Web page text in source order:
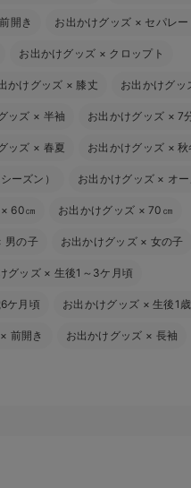
前開き お出かけグッズ × セパレ
お出かけグッズ × クロップト
かけグッズ × 膝丈 お出かけグッ
ッズ × 半袖 お出かけグッズ ×7
ッズ × 春夏 お出かけグッズ ×秋
ーズン） お出かけグッズ × オ
× 60㎝ お出かけグッズ ×70㎝
男の子 お出かけグッズ × 女の子
グッズ × 生後1～3ケ月頃
ケ月頃 お出かけグッズ ×生後1
× 前開き お出かけグッズ × 長袖